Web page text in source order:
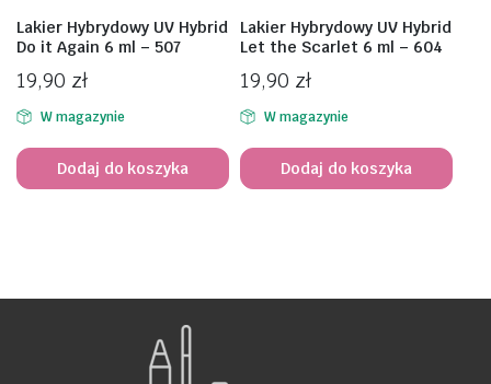
Lakier Hybrydowy UV Hybrid
Do it Again 6 ml – 507
19,90 zł
W magazynie
Dodaj do koszyka
Lakier Hybrydowy UV Hybrid
Let the Scarlet 6 ml – 604
19,90 zł
W magazynie
Dodaj do koszyka